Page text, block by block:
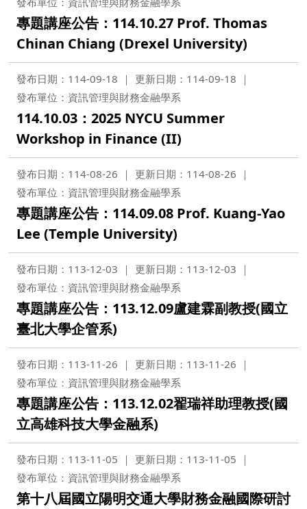
專題講座公告：114.10.27 Prof. Thomas
Chinan Chiang (Drexel University)
發布日期：114-09-18
更新日期：114-09-18
發布單位：資訊管理與財務金融學系
114.10.03：2025 NYCU Summer
Workshop in Finance (II)
發布日期：114-08-26
更新日期：114-08-26
發布單位：資訊管理與財務金融學系
專題講座公告：114.09.08 Prof. Kuang-Yao
Lee (Temple University)
發布日期：113-12-03
更新日期：113-12-03
發布單位：資訊管理與財務金融學系
專題講座公告：113.12.09盧建霖副教授(國立
臺北大學企管系)
發布日期：113-11-26
更新日期：113-11-26
發布單位：資訊管理與財務金融學系
專題講座公告：113.12.02翟瑞祥助理教授(國
立高雄科技大學金融系)
發布日期：113-11-05
更新日期：113-11-05
發布單位：資訊管理與財務金融學系
第十八屆國立陽明交通大學財務金融國際研討